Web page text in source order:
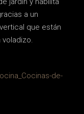
a un
que están